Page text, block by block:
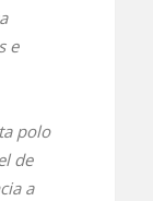
e
polo
de
a